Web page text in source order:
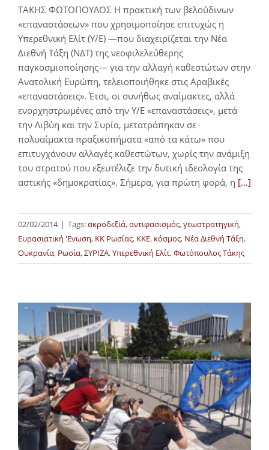
ΤΑΚΗΣ ΦΩΤΟΠΟΥΛΟΣ Η πρακτική των βελούδινων
«επαναστάσεων» που χρησιμοποίησε επιτυχώς η
Υπερεθνική Ελίτ (Υ/Ε) ―που διαχειρίζεται την Νέα
Διεθνή Τάξη (ΝΔΤ) της νεοφιλελεύθερης
παγκοσμιοποίησης― για την αλλαγή καθεστώτων στην
Ανατολική Ευρώπη, τελειοποιήθηκε στις Αραβικές
«επαναστάσεις». Έτσι, οι συνήθως αναίμακτες, αλλά
ενορχηστρωμένες από την Υ/Ε «επαναστάσεις», μετά
την Λιβύη και την Συρία, μετατράπηκαν σε
πολυαίμακτα πραξικοπήματα «από τα κάτω» που
επιτυγχάνουν αλλαγές καθεστώτων, χωρίς την ανάμιξη
του στρατού που εξευτέλιζε την δυτική ιδεολογία της
αστικής «δημοκρατίας». Σήμερα, για πρώτη φορά, η [...]
02/02/2014 | Tags:ακροδεξιά,αντιφασισμός,γεωστρατηγική,
Ευρασιατική 'Ενωση, ΚΚ Ρωσίας, ΚΚΕ, κόσμος, Νέα Διεθνή Τάξη,
Ουκρανία, Ρωσία,ΣΥΡΙΖΑ,Υπερεθνική Ελίτ,Φωτόπουλος Τάκης